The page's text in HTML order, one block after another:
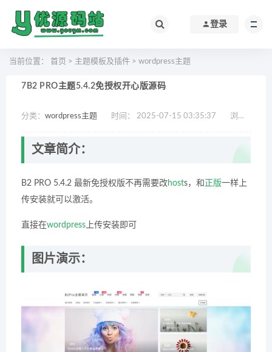
登录
当前位置： 首页 > 主题模板及插件 > wordpress主题
7B2 PRO主题5.4.2免授权开心版源码
分类： wordpress主题 时间： 2025-07-15 03:35:37 浏览：
文章简介：
B2 PRO 5.4.2 最新免授权版不再需要改hosts，和 正版一样上
传安装就可以激活。
直接在wordpress 上传安装即可
图片演示：